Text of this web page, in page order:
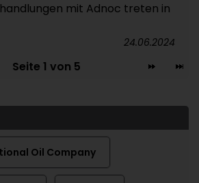
mit Adnoc treten in
24.06.2024
Seite 1 von 5
Oil Company